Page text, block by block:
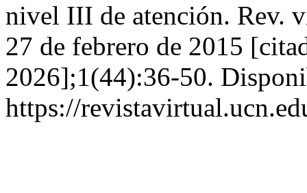
nivel III de atención. Rev.
27 de febrero de 2015
2026];1(44):36-50.
https://